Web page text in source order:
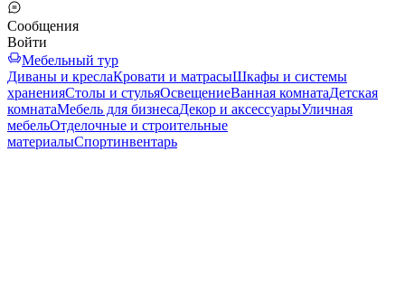
Сообщения
Войти
Мебельный тур
Диваны и креслаКровати и матрасыШкафы и системы
храненияСтолы и стульяОсвещениеВанная комнатаДетская
комнатаМебель для бизнесаДекор и аксессуарыУличная
мебельОтделочные и строительные
материалыСпортинвентарь